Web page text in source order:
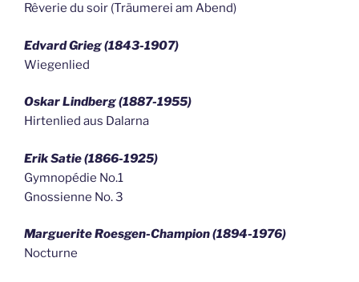
Rêverie du soir (Träumerei am Abend)
Edvard Grieg (1843-1907)
Wiegenlied
Oskar Lindberg (1887-1955)
Hirtenlied aus Dalarna
Erik Satie (1866-1925)
Gymnopédie No.1
Gnossienne No. 3
Marguerite Roesgen-Champion (1894-1976)
Nocturne